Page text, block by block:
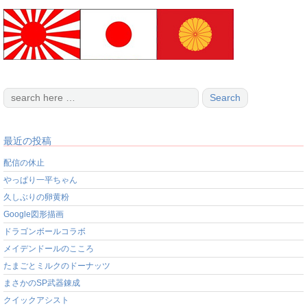
最近の投稿
配信の休止
やっぱり一平ちゃん
久しぶりの卵黄粉
Google図形描画
ドラゴンボールコラボ
メイデンドールのこころ
たまごとミルクのドーナッツ
まさかのSP武器錬成
クイックアシスト